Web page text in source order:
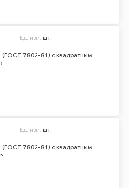
(ГОСТ 7802-81) с квадратным
Ед. изм. шт.
(ГОСТ 7802-81) с квадратным
Ед. изм. шт.